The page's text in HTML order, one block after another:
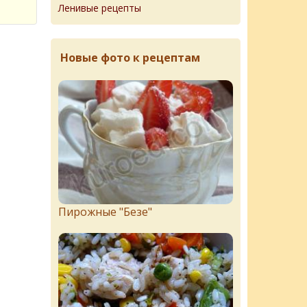
Ленивые рецепты
Новые фото к рецептам
Пирожныe "Бeзe"